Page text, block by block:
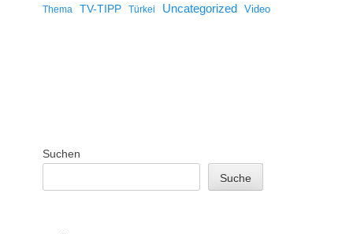
Thema TV-TIPP Türkei Uncategorized Video
Suchen
Suche